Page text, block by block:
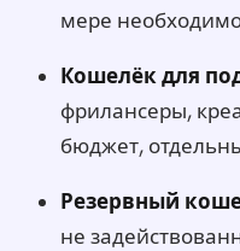
мере
Кошелёк для
фрилансеры,
бюджет,
Резервный
не